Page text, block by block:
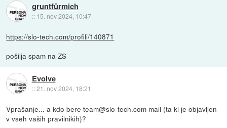
gruntfürmich
:: 15. nov 2024, 10:47
https://slo-tech.com/profili/140871
pošilja spam na ZS
Evolve
::21. nov 2024, 18:21
Vprašanje... a kdo bere team@slo-tech.com mail (ta ki je objavljen
v vseh vaših pravilnikih)?